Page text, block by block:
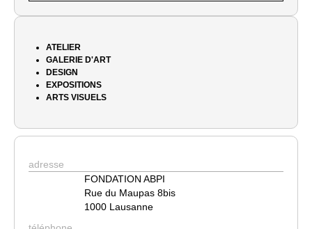
ATELIER
GALERIE D'ART
DESIGN
EXPOSITIONS
ARTS VISUELS
adresse
FONDATION ABPI
Rue du Maupas 8bis
1000 Lausanne